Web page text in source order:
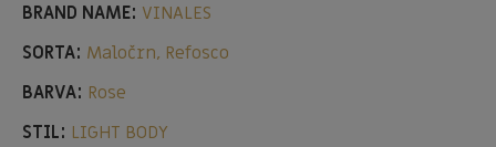
BRAND NAME: VINALES
SORTA: Maločrn, Refosco
BARVA: Rose
STIL: LIGHT BODY